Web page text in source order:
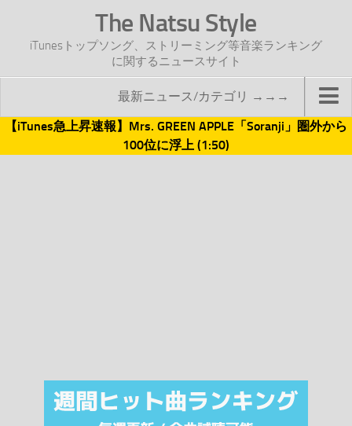
The Natsu Style
iTunesトップソング、ストリーミング等音楽ランキング
に関するニュースサイト
最新ニュース/カテゴリ →→→
TOP
注目カテゴリ
オリジナルiTunes週間トップソング
【iTunes急上昇速報】Mrs. GREEN APPLE「Soranji」圏外から
100位に浮上 (1:50)